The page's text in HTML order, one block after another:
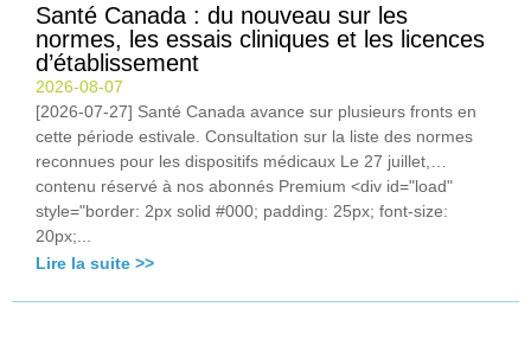
Santé Canada : du nouveau sur les
normes, les essais cliniques et les licences
d’établissement
2026-08-07
[2026-07-27] Santé Canada avance sur plusieurs fronts en
cette période estivale. Consultation sur la liste des normes
reconnues pour les dispositifs médicaux Le 27 juillet,…
contenu réservé à nos abonnés Premium <div id="load"
style="border: 2px solid #000; padding: 25px; font-size:
20px;...
Lire la suite >>